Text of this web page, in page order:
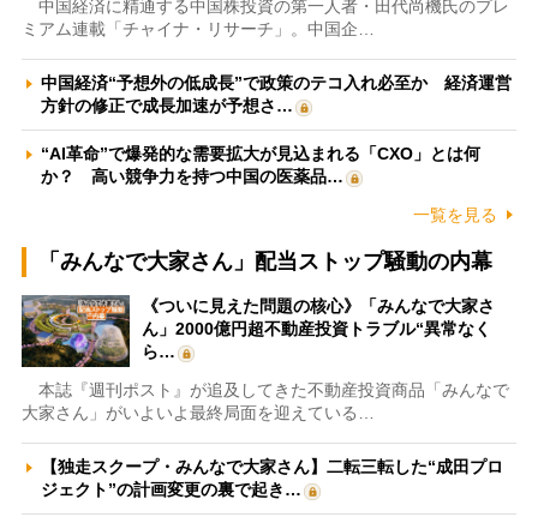
中国経済に精通する中国株投資の第一人者・田代尚機氏のプレ
ミアム連載「チャイナ・リサーチ」。中国企…
中国経済“予想外の低成長”で政策のテコ入れ必至か 経済運営
方針の修正で成長加速が予想さ…
“AI革命”で爆発的な需要拡大が見込まれる「CXO」とは何
か？ 高い競争力を持つ中国の医薬品…
一覧を見る
「みんなで大家さん」配当ストップ騒動の内幕
《ついに見えた問題の核心》「みんなで大家さ
ん」2000億円超不動産投資トラブル“異常なく
ら…
本誌『週刊ポスト』が追及してきた不動産投資商品「みんなで
大家さん」がいよいよ最終局面を迎えている…
【独走スクープ・みんなで大家さん】二転三転した“成田プロ
ジェクト”の計画変更の裏で起き…